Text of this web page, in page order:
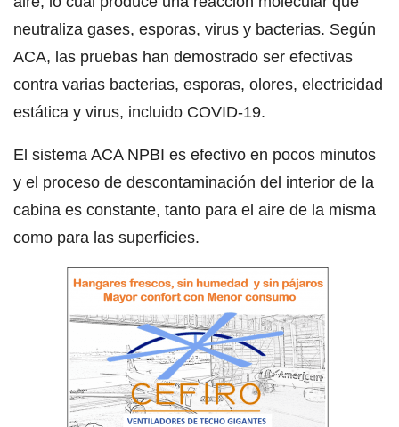
neutraliza gases, esporas, virus y bacterias. Según
ACA, las pruebas han demostrado ser efectivas
contra varias bacterias, esporas, olores, electricidad
estática y virus, incluido COVID-19.
El sistema ACA NPBI es efectivo en pocos minutos
y el proceso de descontaminación del interior de la
cabina es constante, tanto para el aire de la misma
como para las superficies.